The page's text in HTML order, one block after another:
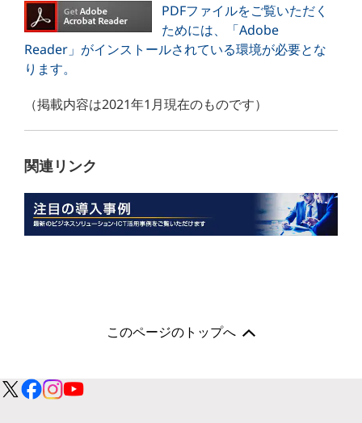
PDFファイルをご覧いただく
ためには、「Adobe
Reader」がインストールされている環境が必要とな
ります。
（掲載内容は2021年1月現在のものです）
関連リンク
このページのトップへ